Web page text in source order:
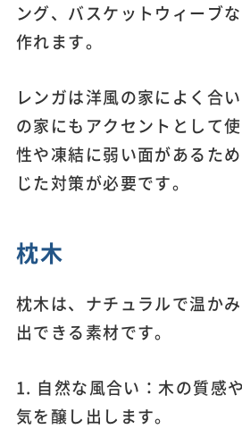
ング、バスケットウィーブ
作れます。
レンガは洋風の家によく合
の家にもアクセントとして
性や凍結に弱い面があるた
じた対策が必要です。
枕木
枕木は、ナチュラルで温か
出できる素材です。
1. 自然な風合い：木の質感
気を醸し出します。